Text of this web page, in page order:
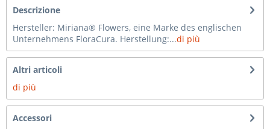
Descrizione
Hersteller: Miriana® Flowers, eine Marke des englischen
Unternehmens FloraCura. Herstellung:...di più
Altri articoli
di più
Accessori